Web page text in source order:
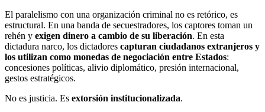
El paralelismo con una organización criminal no es retórico, es
estructural. En una banda de secuestradores, los captores toman un
rehén y exigen dinero a cambio de su liberación. En esta
dictadura narco, los dictadores capturan ciudadanos extranjeros y
los utilizan como monedas de negociación entre Estados:
concesiones políticas, alivio diplomático, presión internacional,
gestos estratégicos.
No es justicia. Es extorsión institucionalizada.